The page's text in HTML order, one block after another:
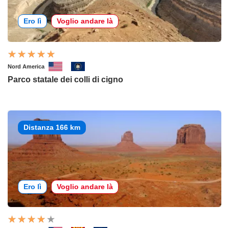
Ero lì Voglio andare là
Nord America
Parco statale dei colli di cigno
Distanza 166 km
Ero lì Voglio andare là